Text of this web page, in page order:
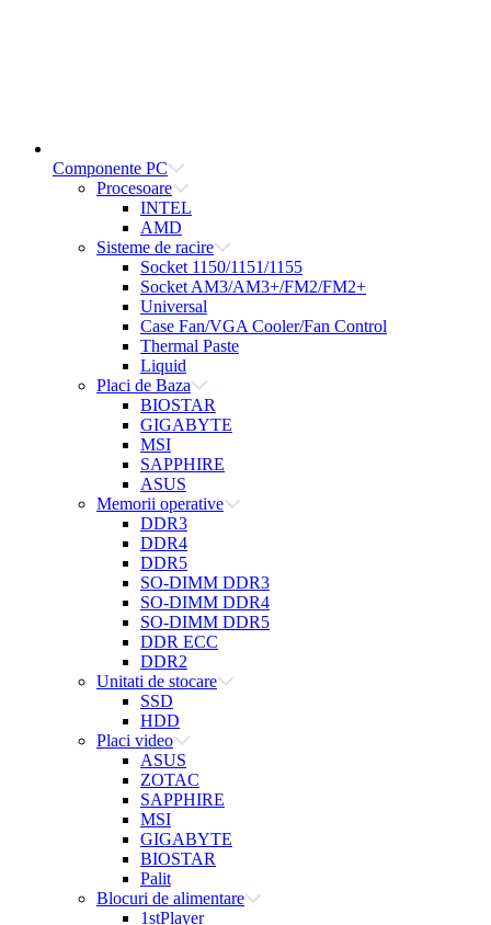
Componente PC
Procesoare
INTEL
AMD
Sisteme de racire
Socket 1150/1151/1155
Socket AM3/AM3+/FM2/FM2+
Universal
Case Fan/VGA Cooler/Fan Control
Thermal Paste
Liquid
Placi de Baza
BIOSTAR
GIGABYTE
MSI
SAPPHIRE
ASUS
Memorii operative
DDR3
DDR4
DDR5
SO-DIMM DDR3
SO-DIMM DDR4
SO-DIMM DDR5
DDR ECC
DDR2
Unitati de stocare
SSD
HDD
Placi video
ASUS
ZOTAC
SAPPHIRE
MSI
GIGABYTE
BIOSTAR
Palit
Blocuri de alimentare
1stPlayer